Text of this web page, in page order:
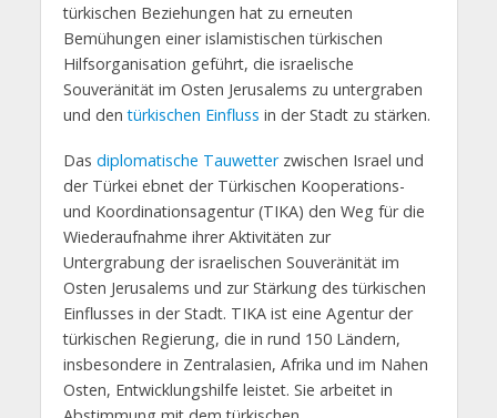
türkischen Beziehungen hat zu erneuten
Bemühungen einer islamistischen türkischen
Hilfsorganisation geführt, die israelische
Souveränität im Osten Jerusalems zu untergraben
und dentürkischen Einfluss in der Stadt zu stärken.
Das diplomatische Tauwetterzwischen Israel und
der Türkei ebnet der Türkischen Kooperations-
und Koordinationsagentur (TIKA) den Weg für die
Wiederaufnahme ihrer Aktivitäten zur
Untergrabung der israelischen Souveränität im
Osten Jerusalems und zur Stärkung des türkischen
Einflusses in der Stadt. TIKA ist eine Agentur der
türkischen Regierung, die in rund 150 Ländern,
insbesondere in Zentralasien, Afrika und im Nahen
Osten, Entwicklungshilfe leistet. Sie arbeitet in